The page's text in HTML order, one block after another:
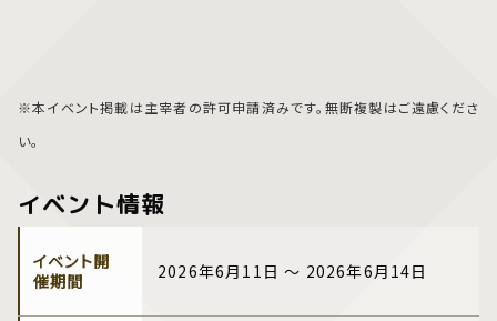
※本イベント掲載は主宰者の許可申請済みです。無断複製はご遠慮くださ
い。
イベント情報
イベント開
催期間
2026年6月11日 ～ 2026年6月14日